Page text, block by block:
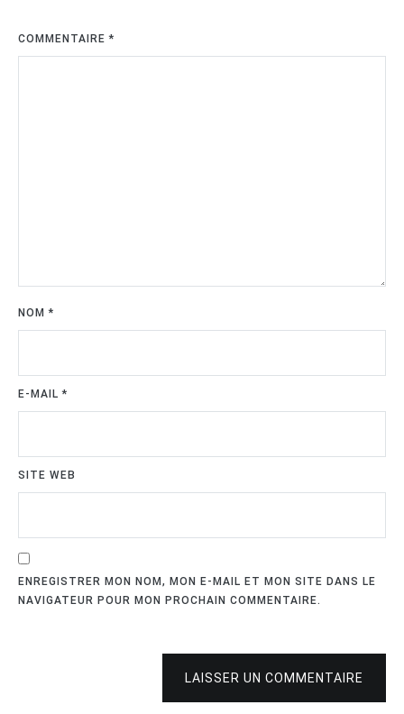
COMMENTAIRE*
NOM*
E-MAIL*
SITE WEB
ENREGISTRER MON NOM, MON E-MAIL ET MON SITE DANS LE
NAVIGATEUR POUR MON PROCHAIN COMMENTAIRE.
LAISSER UN COMMENTAIRE